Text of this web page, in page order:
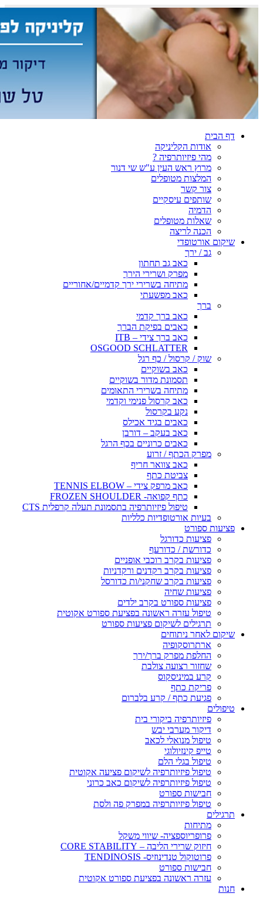
דף הבית
אודות הקליניקה
מהי פיזיותרפיה ?
מרוץ ראש העין ע"ש שי דנור
המלצות מטופלים
צור קשר
שותפים עיסקיים
הדמיה
שאלות מטופלים
הכנה לריצה
שיקום אורטופדי
גב / ירך
כאב גב תחתון
מפרק ושרירי הירך
מתיחה בשרירי ירך קדמיים/אחוריים
כאב מפשעתי
ברך
כאב ברך קדמי
כאבים בפיקת הברך
כאב ברך צידי – ITB
OSGOOD SCHLATTER
שוק / קרסול / כף רגל
כאב בשוקיים
תסמונת מדור בשוקיים
מתיחה בשרירי התאומים
כאב קרסול פנימי וקדמי
נקע בקרסול
כאבים בגיד אכילס
כאב בעקב – דורבן
כאבים כרוניים בכף הרגל
מפרק הכתף / זרוע
כאב צוואר חריף
צביטת כתף
כאב מרפק צידי – TENNIS ELBOW
כתף קפואה- FROZEN SHOULDER
טיפול פיזיותרפיה בתסמונת תעלה קרפלית CTS
בעיות אורטופדיות כלליות
פציעות ספורט
פציעות כדורגל
כדורשת / כדורעף
פציעות בקרב רוכבי אופניים
פציעות בקרב רקדנים ורקדניות
פציעות בקרב שחקני/ות כדורסל
פציעות שחיה
פציעות ספורט בקרב ילדים
טיפול עזרה ראשונה בפציעת ספורט אקוטית
תרגילים לשיקום פציעות ספורט
שיקום לאחר ניתוחים
ארתרוסקופיה
החלפת מפרק ברך/ירך
שחזור רצועה צולבת
קרע במיניסקוס
פריקת כתף
פגיעת כתף / קרע בלברום
טיפולים
פיזיותרפיה ביקורי בית
דיקור מערבי יבש
טיפול מנואלי לכאב
טייפ קינזיולוגי
טיפול בגלי הלם
טיפול פיזיותרפיה לשיקום פציעה אקוטית
טיפול פיזיותרפיה לשיקום כאב כרוני
חבישות ספורט
טיפול פיזיותרפיה במפרק פה ולסת
תרגילים
מתיחות
פרופריוספציה- שיווי משקל
חיזוק שרירי הליבה – CORE STABILITY
פרוטוקול טנדינוזיס- TENDINOSIS
חבישות ספורט
עזרה ראשונה בפציעת ספורט אקוטית
חנות